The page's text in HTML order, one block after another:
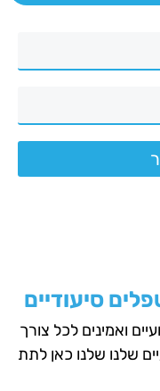
סיעודיים
ואמינים לכל צורך
שלנו שלנו כאן לתת